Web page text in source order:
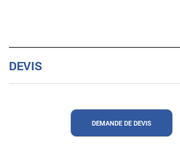
DEVIS
DEMANDE DE DEVIS